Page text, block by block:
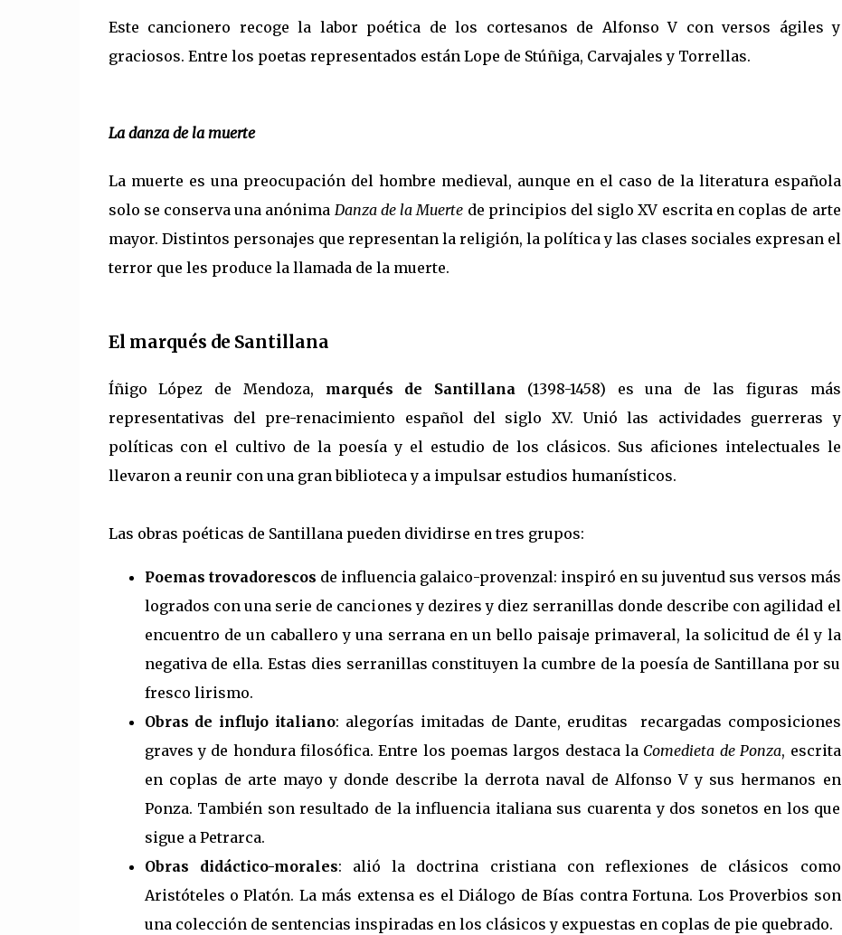
Este cancionero recoge la labor poética de los cortesanos de Alfonso V con versos ágiles y
graciosos. Entre los poetas representados están Lope de Stúñiga, Carvajales y Torrellas.
La danza de la muerte
La muerte es una preocupación del hombre medieval, aunque en el caso de la literatura española
solo se conserva una anónima Danza de la Muerte de principios del siglo XV escrita en coplas de arte
mayor. Distintos personajes que representan la religión, la política y las clases sociales expresan el
terror que les produce la llamada de la muerte.
El marqués de Santillana
Íñigo López de Mendoza, marqués de Santillana (1398-1458) es una de las figuras más
representativas del pre-renacimiento español del siglo XV. Unió las actividades guerreras y
políticas con el cultivo de la poesía y el estudio de los clásicos. Sus aficiones intelectuales le
llevaron a reunir con una gran biblioteca y a impulsar estudios humanísticos.
Las obras poéticas de Santillana pueden dividirse en tres grupos:
Poemas trovadorescos de influencia galaico-provenzal: inspiró en su juventud sus versos más
logrados con una serie de canciones y dezires y diez serranillas donde describe con agilidad el
encuentro de un caballero y una serrana en un bello paisaje primaveral, la solicitud de él y la
negativa de ella. Estas dies serranillas constituyen la cumbre de la poesía de Santillana por su
fresco lirismo.
Obras de influjo italiano: alegorías imitadas de Dante, eruditas recargadas composiciones
graves y de hondura filosófica. Entre los poemas largos destaca la Comedieta de Ponza, escrita
en coplas de arte mayo y donde describe la derrota naval de Alfonso V y sus hermanos en
Ponza. También son resultado de la influencia italiana sus cuarenta y dos sonetos en los que
sigue a Petrarca.
Obras didáctico-morales: alió la doctrina cristiana con reflexiones de clásicos como
Aristóteles o Platón. La más extensa es el Diálogo de Bías contra Fortuna. Los Proverbios son
una colección de sentencias inspiradas en los clásicos y expuestas en coplas de pie quebrado.